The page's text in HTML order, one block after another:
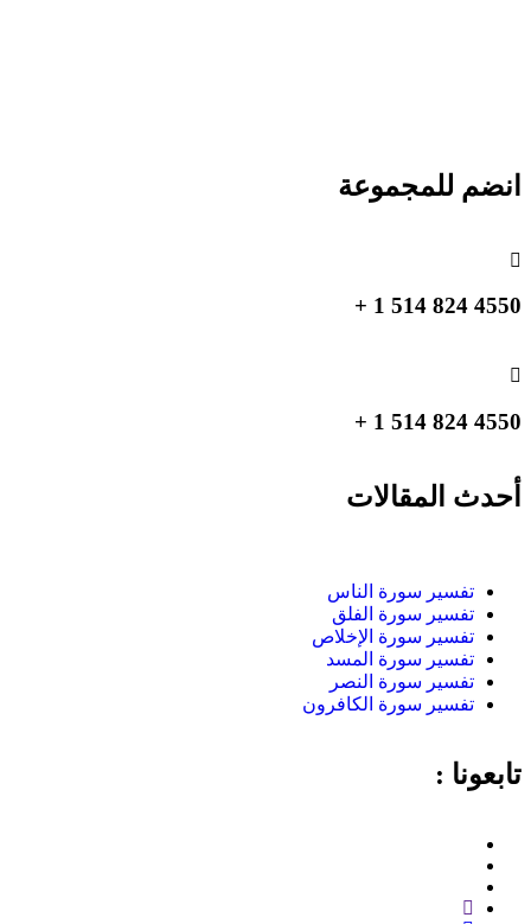
انضم للمجموعة
4550 824 514 1 +
4550 824 514 1 +
أحدث المقالات
تفسير سورة الناس
تفسير سورة الفلق
تفسير سورة الإخلاص
تفسير سورة المسد
تفسير سورة النصر
تفسير سورة الكافرون
تابعونا :